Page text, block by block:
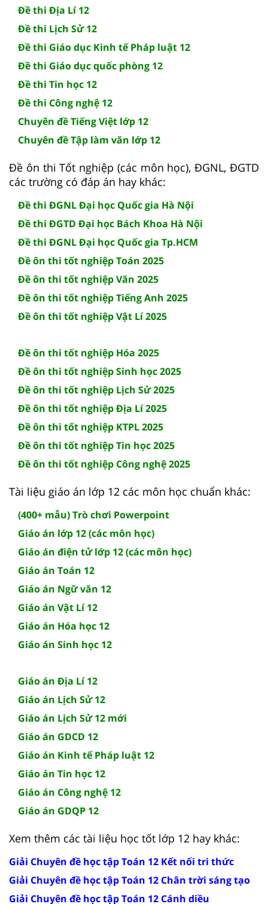
Đề thi Địa Lí 12
Đề thi Lịch Sử 12
Đề thi Giáo dục Kinh tế Pháp luật 12
Đề thi Giáo dục quốc phòng 12
Đề thi Tin học 12
Đề thi Công nghệ 12
Chuyên đề Tiếng Việt lớp 12
Chuyên đề Tập làm văn lớp 12
Đề ôn thi Tốt nghiệp (các môn học), ĐGNL, ĐGTD
các trường có đáp án hay khác:
Đề thi ĐGNL Đại học Quốc gia Hà Nội
Đề thi ĐGTD Đại học Bách Khoa Hà Nội
Đề thi ĐGNL Đại học Quốc gia Tp.HCM
Đề ôn thi tốt nghiệp Toán 2025
Đề ôn thi tốt nghiệp Văn 2025
Đề ôn thi tốt nghiệp Tiếng Anh 2025
Đề ôn thi tốt nghiệp Vật Lí 2025
Đề ôn thi tốt nghiệp Hóa 2025
Đề ôn thi tốt nghiệp Sinh học 2025
Đề ôn thi tốt nghiệp Lịch Sử 2025
Đề ôn thi tốt nghiệp Địa Lí 2025
Đề ôn thi tốt nghiệp KTPL 2025
Đề ôn thi tốt nghiệp Tin học 2025
Đề ôn thi tốt nghiệp Công nghệ 2025
Tài liệu giáo án lớp 12 các môn học chuẩn khác:
(400+ mẫu) Trò chơi Powerpoint
Giáo án lớp 12 (các môn học)
Giáo án điện tử lớp 12 (các môn học)
Giáo án Toán 12
Giáo án Ngữ văn 12
Giáo án Vật Lí 12
Giáo án Hóa học 12
Giáo án Sinh học 12
Giáo án Địa Lí 12
Giáo án Lịch Sử 12
Giáo án Lịch Sử 12 mới
Giáo án GDCD 12
Giáo án Kinh tế Pháp luật 12
Giáo án Tin học 12
Giáo án Công nghệ 12
Giáo án GDQP 12
Xem thêm các tài liệu học tốt lớp 12 hay khác:
Giải Chuyên đề học tập Toán 12 Kết nối tri thức
Giải Chuyên đề học tập Toán 12 Chân trời sáng tạo
Giải Chuyên đề học tập Toán 12 Cánh diều